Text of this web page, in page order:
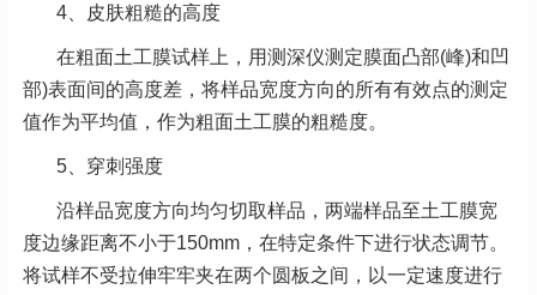
4、皮肤粗糙的高度
在粗面土工膜试样上，用测深仪测定膜面凸部(峰)和凹
部)表面间的高度差，将样品宽度方向的所有有效点的测定
值作为平均值，作为粗面土工膜的粗糙度。
5、穿刺强度
沿样品宽度方向均匀切取样品，两端样品至土工膜宽
度边缘距离不小于150mm，在特定条件下进行状态调节。
将试样不受拉伸牢牢夹在两个圆板之间，以一定速度进行